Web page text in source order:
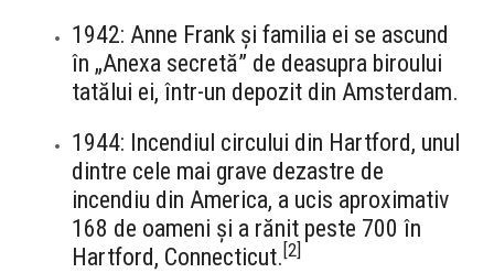
1942: Anne Frank și familia ei se ascund
în „Anexa secretă” de deasupra biroului
tatălui ei, într-un depozit din Amsterdam.
1944: Incendiul circului din Hartford, unul
dintre cele mai grave dezastre de
incendiu din America, a ucis aproximativ
168 de oameni și a rănit peste 700 în
Hartford, Connecticut. [2]